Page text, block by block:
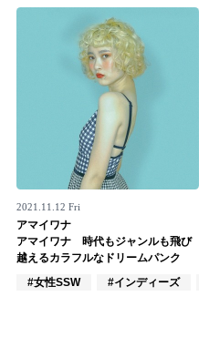
2021.11.12 Fri
アマイワナ
アマイワナ 時代もジャンルも飛び
越えるカラフルなドリームパンク
#女性SSW
#インディーズ